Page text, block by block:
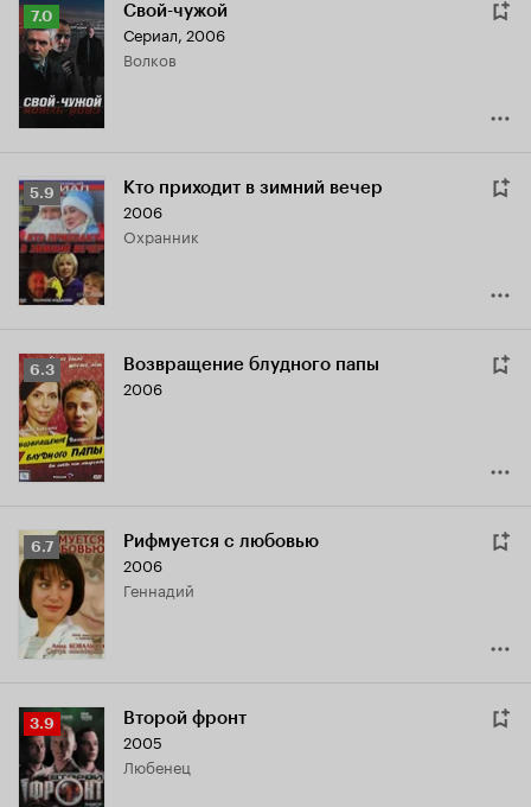
Рейтинг
Кинопоиска
7.0
7.0 Свой-чужой
Сериал, 2006
Волков
Рейтинг
Кинопоиска
5.9
5.9 Кто приходит в зимний вечер
2006
охранник
Рейтинг
Кинопоиска
6.3
6.3 Возвращение блудного папы
2006
Рейтинг
Кинопоиска
6.7
6.7 Рифмуется с любовью
2006
Геннадий
Рейтинг
Кинопоиска
3.9
3.9 Второй фронт
2005
Любенец